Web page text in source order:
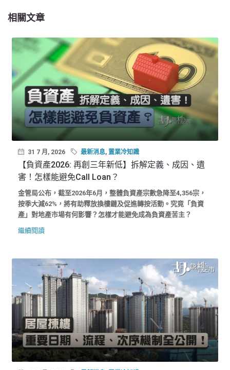
相關文章
31 7 月, 2026 最新消息, 置業冷知識
【負資產2026: 再創三年新低】拆解定義、成因、遺
害！怎樣能避免Call Loan？
金管局公布，截至2026年6月，整體負資產宗數急降至4,356宗，
按季大減62%，將有助釋放換樓鏈及促進轉按活動。究竟「負資
產」對地產市場有何影響？怎樣才能避免成為負資產苦主？
繼續閱讀